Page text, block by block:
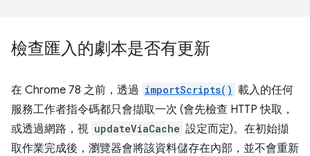
檢查匯入的劇本是否有更新
在 Chrome 78 之前，透過 importScripts() 載入的任何
服務工作者指令碼都只會擷取一次 (會先檢查 HTTP 快取，
或透過網路，視 updateViaCache 設定而定)。在初始擷
取作業完成後，瀏覽器會將該資料儲存在內部，並不會重新